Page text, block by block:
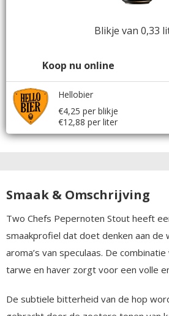
Blikje van 0,33
Koop nu online
Hellobier
€4,25 per blikje
€12,88 per liter
Smaak & Omschrijving
Two Chefs Pepernoten Stout heeft
smaakprofiel dat doet denken aan de
aroma’s van speculaas. De
tarwe en haver zorgt voor een volle
De subtiele bitterheid van de hop